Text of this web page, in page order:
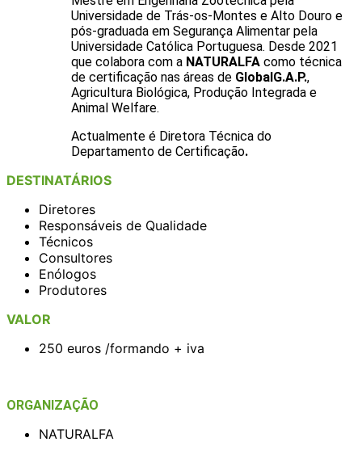
Universidade de Trás-os-Montes e Alto Douro e
pós-graduada em Segurança Alimentar pela
Universidade Católica Portuguesa. Desde 2021
que colabora com a NATURALFA como técnica
de certificação nas áreas de GlobalG.A.P.,
Agricultura Biológica, Produção Integrada e
Animal Welfare.
Actualmente é Diretora Técnica do
Departamento de Certificação.
DESTINATÁRIOS
Diretores
Responsáveis de Qualidade
Técnicos
Consultores
Enólogos
Produtores
VALOR
250 euros /formando + iva
ORGANIZAÇÃO
NATURALFA